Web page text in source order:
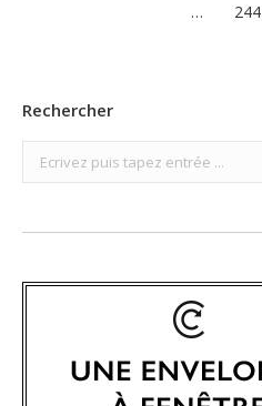
…
244
Rechercher
Search: